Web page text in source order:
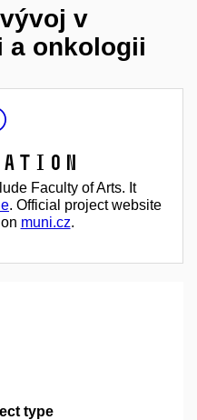
v
a onkologii
Faculty of Arts. It
. Official project website
muni.cz.
type